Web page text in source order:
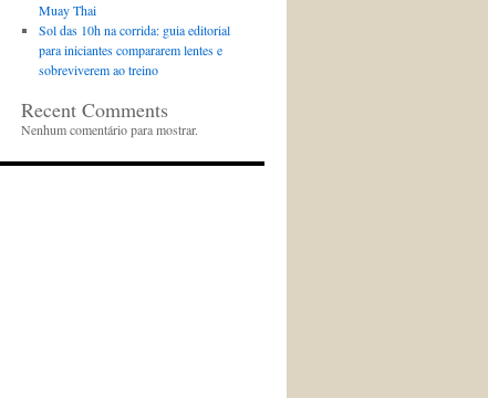
Muay Thai
Sol das 10h na corrida: guia editorial
para iniciantes compararem lentes e
sobreviverem ao treino
Recent Comments
Nenhum comentário para mostrar.